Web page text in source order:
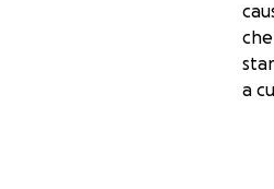
a